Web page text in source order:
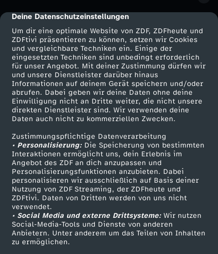
cmp-dialog-description
Deine Datenschutzeinstellungen
Um dir eine optimale Website von ZDF, ZDFheute und
ZDFtivi präsentieren zu können, setzen wir Cookies
und vergleichbare Techniken ein. Einige der
eingesetzten Techniken sind unbedingt erforderlich
für unser Angebot. Mit deiner Zustimmung dürfen wir
und unsere Dienstleister darüber hinaus
Informationen auf deinem Gerät speichern und/oder
abrufen. Dabei geben wir deine Daten ohne deine
Einwilligung nicht an Dritte weiter, die nicht unsere
direkten Dienstleister sind. Wir verwenden deine
Daten auch nicht zu kommerziellen Zwecken.
Zustimmungspflichtige Datenverarbeitung
• Personalisierung:Die Speicherung von bestimmten
Interaktionen ermöglicht uns, dein Erlebnis im
Angebot des ZDF an dich anzupassen und
Personalisierungsfunktionen anzubieten. Dabei
personalisieren wir ausschließlich auf Basis deiner
Nutzung von ZDF Streaming, der ZDFheute und
ZDFtivi. Daten von Dritten werden von uns nicht
verwendet.
• Social Media und externe Drittsysteme:Wir nutzen
Social-Media-Tools und Dienste von anderen
Anbietern. Unter anderem um das Teilen von Inhalten
zu ermöglichen.
R
I
G
I
E
R
E
E
U
E
R
Mehr ZDF
ZDF-Apps
Smart TV
ZDFtext
Livestreams
Sendungen A-Z
TV-Programm
Service
ZDFmitreden
Kontakt zum ZDF
Tickets
Zuschauerservice
Hilfe
ZDF Unternehmen
Karriere